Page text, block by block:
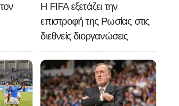
Η FIFA εξετάζει την
επιστροφή της Ρωσίας στις
διεθνείς διοργανώσεις